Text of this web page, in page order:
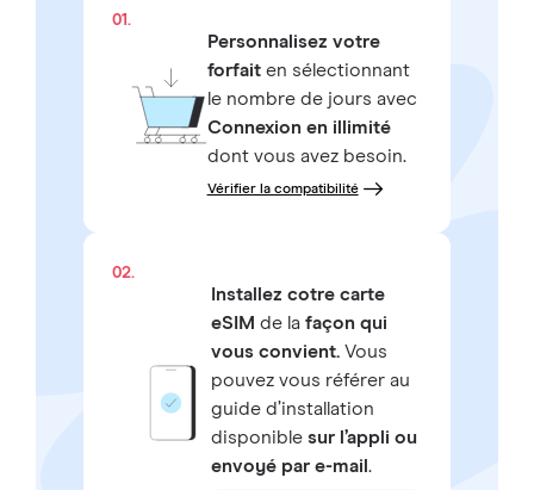
01.
Personnalisez votre
forfaiten sélectionnant
le nombre de jours avec
Connexion en illimité
dont vous avez besoin.
Vérifier la compatibilité
02.
Installez cotre carte
eSIM de la façon qui
vous convient.Vous
pouvez vous référer au
guide d’installation
disponible sur l’appli ou
envoyé par e-mail .